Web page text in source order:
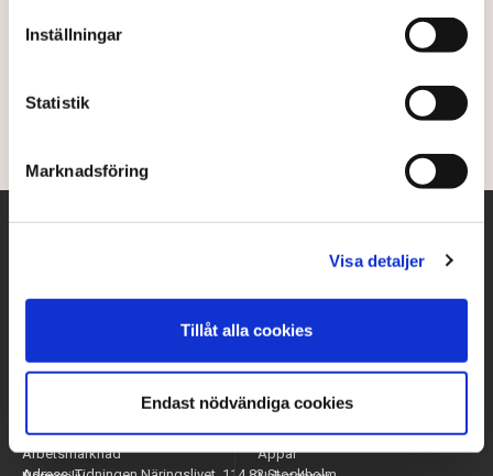
Inställningar
Statistik
Marknadsföring
Visa detaljer
Tillåt alla cookies
Endast nödvändiga cookies
varför fler borde lägga ner sina bolag. ”Ett bolag är
bara ett bolag, det är ju ingen anställd som dör”,
Arbetsmarknad
Appar